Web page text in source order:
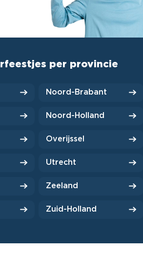
per provincie
Noord-Brabant
Noord-Holland
Overijssel
Utrecht
Zeeland
Zuid-Holland